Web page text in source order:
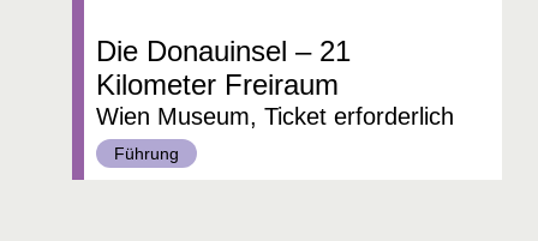
Die Donauinsel – 21
Kilometer Freiraum
Wien Museum, Ticket erforderlich
Kategorie:
Führung